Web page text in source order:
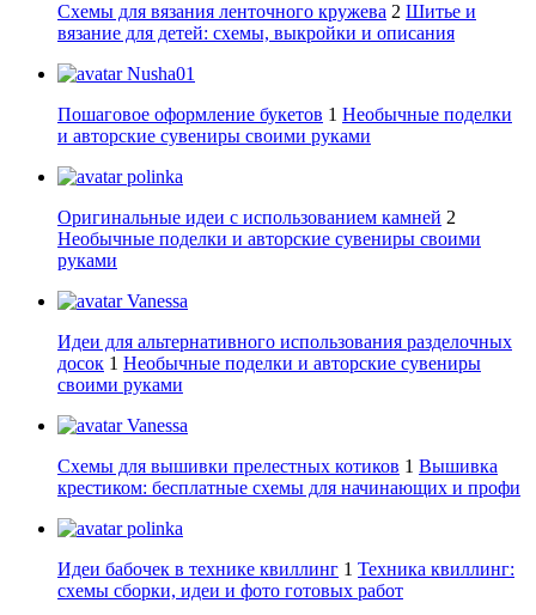
Схемы для вязания ленточного кружева 2 Шитье и
вязание для детей: схемы, выкройки и описания
Nusha01
Пошаговое оформление букетов 1 Необычные поделки
и авторские сувениры своими руками
polinka
Оригинальные идеи с использованием камней 2
Необычные поделки и авторские сувениры своими
руками
Vanessa
Идеи для альтернативного использования разделочных
досок 1 Необычные поделки и авторские сувениры
своими руками
Vanessa
Схемы для вышивки прелестных котиков 1 Вышивка
крестиком: бесплатные схемы для начинающих и профи
polinka
Идеи бабочек в технике квиллинг 1 Техника квиллинг:
схемы сборки, идеи и фото готовых работ